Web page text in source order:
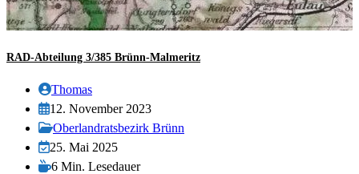
RAD-Abteilung 3/385 Brünn-Malmeritz
Beitrags-
Autor:
Thomas
Beitrag
veröffentlicht:
12. November 2023
Beitrags-
Kategorie:
Oberlandratsbezirk Brünn
Beitrag
zuletzt
25. Mai 2025
Lesedauer:
6 Min. Lesedauer